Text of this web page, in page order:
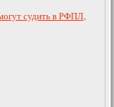
судить в РФПЛ,